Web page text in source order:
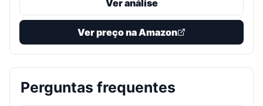
Ver análise
Ver preço na Amazon
Perguntas frequentes